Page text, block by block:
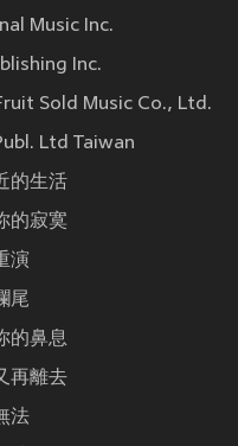
Music Inc.
Inc.
Sold Music Co., Ltd.
Ltd Taiwan
的生活
的寂寞
演
尾
的鼻息
再離去
法